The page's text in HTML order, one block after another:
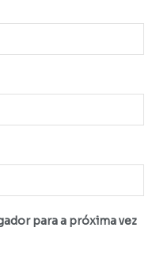
para a próxima vez